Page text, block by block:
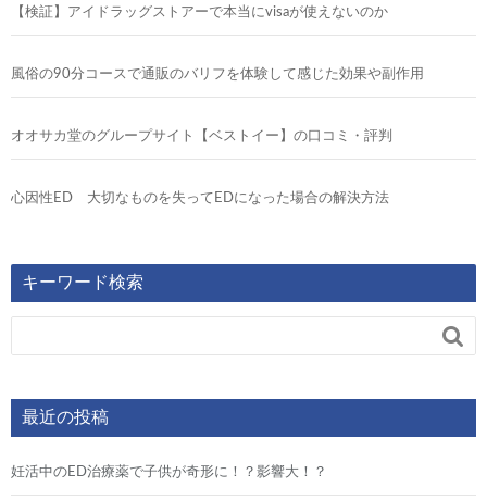
【検証】アイドラッグストアーで本当にvisaが使えないのか
風俗の90分コースで通販のバリフを体験して感じた効果や副作用
オオサカ堂のグループサイト【ベストイー】の口コミ・評判
心因性ED 大切なものを失ってEDになった場合の解決方法
キーワード検索

最近の投稿
妊活中のED治療薬で子供が奇形に！？影響大！？